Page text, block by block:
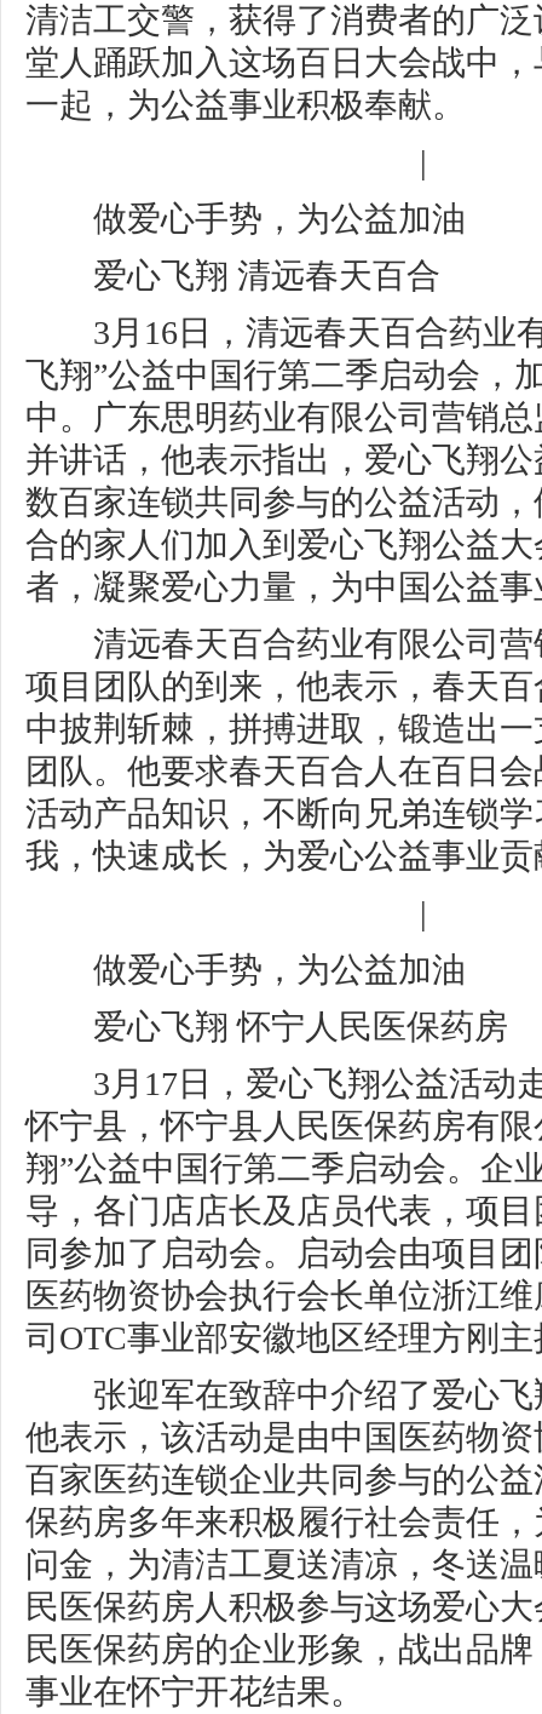
清洁工交警，获得了消费者的广
堂人踊跃加入这场百日大会战中
一起，为公益事业积极奉献。
|
做爱心手势，为公益加油
爱心飞翔 清远春天百合
3月16日，清远春天百合药业
飞翔”公益中国行第二季启动会，
中。广东思明药业有限公司营销
并讲话，他表示指出，爱心飞翔
数百家连锁共同参与的公益活动
合的家人们加入到爱心飞翔公益
者，凝聚爱心力量，为中国公益
清远春天百合药业有限公司营
项目团队的到来，他表示，春天
中披荆斩棘，拼搏进取，锻造出
团队。他要求春天百合人在百日
活动产品知识，不断向兄弟连锁
我，快速成长，为爱心公益事业
|
做爱心手势，为公益加油
爱心飞翔 怀宁人民医保药房
3月17日，爱心飞翔公益活动
怀宁县，怀宁县人民医保药房有
翔”公益中国行第二季启动会。企
导，各门店店长及店员代表，项
同参加了启动会。启动会由项目
医药物资协会执行会长单位浙江
司OTC事业部安徽地区经理方刚主
张迎军在致辞中介绍了爱心飞
他表示，该活动是由中国医药物
百家医药连锁企业共同参与的公
保药房多年来积极履行社会责任
问金，为清洁工夏送清凉，冬送
民医保药房人积极参与这场爱心
民医保药房的企业形象，战出品
事业在怀宁开花结果。